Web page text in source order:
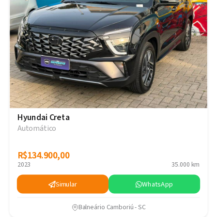
Hyundai Creta
Automático
R$134.900,00
R$134.900,00
2023 35.000 km
Simular WhatsApp
Balneário Camboriú - SC